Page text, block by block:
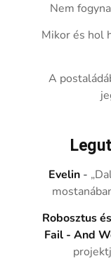
Nem
Mikor és hol
A
Evelin -
Robosztus
Fail - And